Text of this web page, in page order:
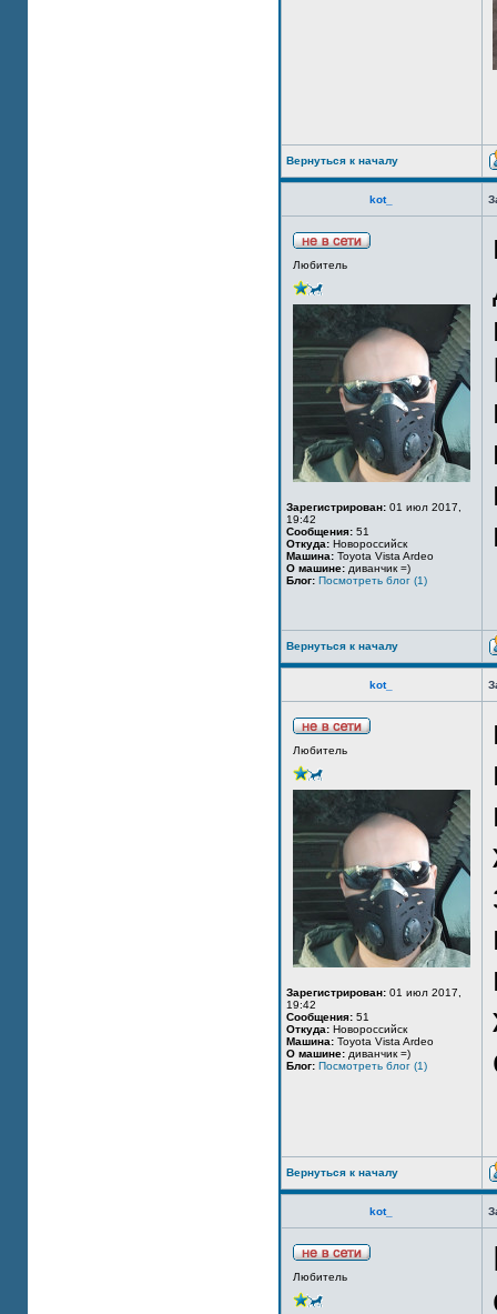
Вернуться к началу
kot_
Любитель
Зарегистрирован: 01 июл 2017,
19:42
Сообщения: 51
Откуда: Новороссийск
Машина: Toyota Vista Ardeo
О машине: диванчик =)
Блог: Посмотреть блог (1)
Вернуться к началу
kot_
Любитель
Зарегистрирован: 01 июл 2017,
19:42
Сообщения: 51
Откуда: Новороссийск
Машина: Toyota Vista Ardeo
О машине: диванчик =)
Блог: Посмотреть блог (1)
Вернуться к началу
kot_
Любитель